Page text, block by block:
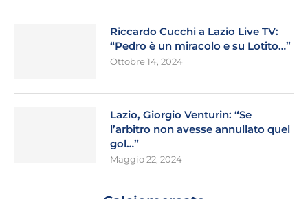
Riccardo Cucchi a Lazio Live TV:
“Pedro è un miracolo e su Lotito…”
Ottobre 14, 2024
Lazio, Giorgio Venturin: “Se
l’arbitro non avesse annullato quel
gol…”
Maggio 22, 2024